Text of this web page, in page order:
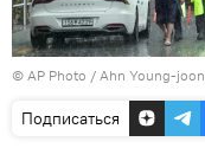
© AP Photo / Ahn Young-joon
Подписаться